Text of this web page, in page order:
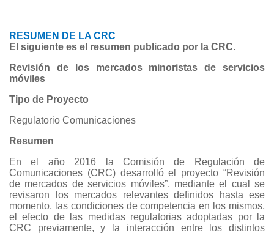
RESUMEN DE LA CRC
El siguiente es el resumen publicado por la CRC.
Revisión de los mercados minoristas de servicios
móviles
Tipo de Proyecto
Regulatorio Comunicaciones
Resumen
En el año 2016 la Comisión de Regulación de
Comunicaciones (CRC) desarrolló el proyecto “Revisión
de mercados de servicios móviles”, mediante el cual se
revisaron los mercados relevantes definidos hasta ese
momento, las condiciones de competencia en los mismos,
el efecto de las medidas regulatorias adoptadas por la
CRC previamente, y la interacción entre los distintos